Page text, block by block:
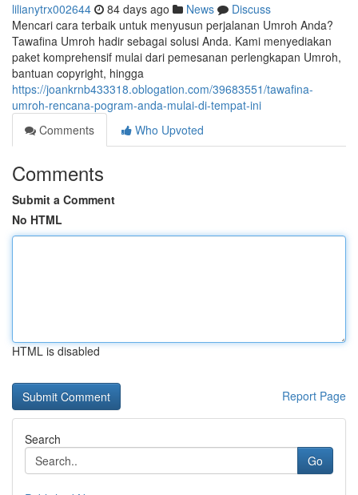
lilianytrx002644 84 days ago News
Discuss
Mencari cara terbaik untuk menyusun perjalanan Umroh Anda?
Tawafina Umroh hadir sebagai solusi Anda. Kami menyediakan
paket komprehensif mulai dari pemesanan perlengkapan Umroh,
bantuan copyright, hingga
https://joankrnb433318.oblogation.com/39683551/tawafina-
umroh-rencana-pogram-anda-mulai-di-tempat-ini
Comments
Who Upvoted
Comments
Submit a Comment
No HTML
HTML is disabled
Report Page
Search
Go